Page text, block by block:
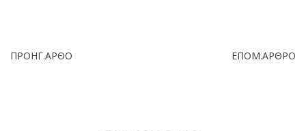
ΠΡΟΗΓ.ΑΡΘΟ ΕΠΟΜ.ΑΡΘΡΟ